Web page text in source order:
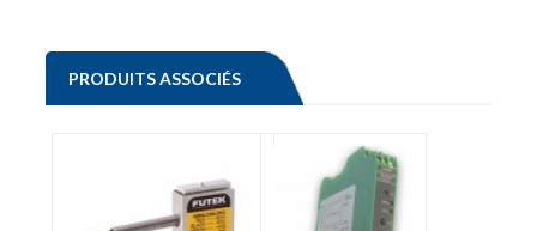
PRODUITS ASSOCIÉS